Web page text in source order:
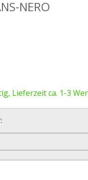
NERO
Lieferzeit ca. 1-3